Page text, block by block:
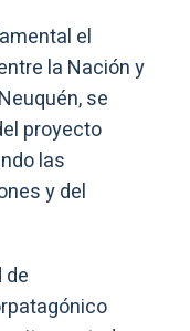
el
la Nación y
se
proyecto
las
y del
de